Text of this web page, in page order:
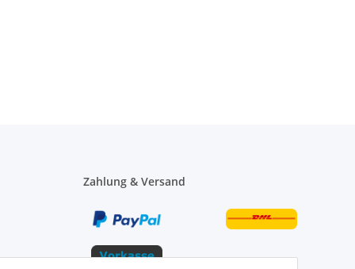
Zahlung & Versand